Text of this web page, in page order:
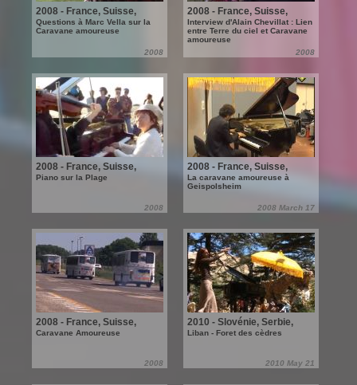
2008 - France, Suisse,
Luxembourg, Belgique
Questions à Marc Vella sur la
Caravane amoureuse
2008
2008 - France, Suisse,
Luxembourg, Belgique
Interview d'Alain Chevillat : Lien
entre Terre du ciel et Caravane
amoureuse
2008
2008 - France, Suisse,
Luxembourg, Belgique
Piano sur la Plage
2008
2008 - France, Suisse,
Luxembourg, Belgique
La caravane amoureuse à
Geispolsheim
2008 March 17
2008 - France, Suisse,
Luxembourg, Belgique
Caravane Amoureuse
2008
2010 - Slovénie, Serbie,
Bulgarie, Turquie, Syrie,
Liban - Foret des cèdres
2010 May 21